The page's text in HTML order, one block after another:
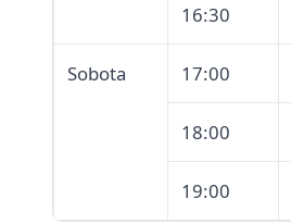
16:30
Sobota 17:00
18:00
19:00